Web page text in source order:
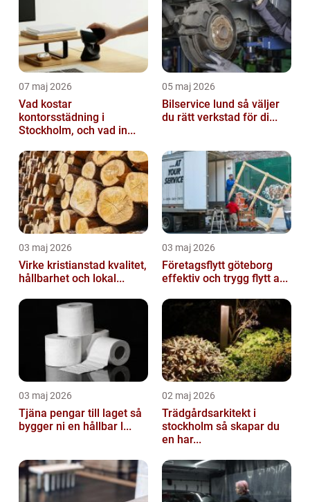
07 maj 2026
Vad kostar
kontorsstädning i
Stockholm, och vad in...
05 maj 2026
Bilservice lund så väljer
du rätt verkstad för di...
03 maj 2026
Virke kristianstad kvalitet,
hållbarhet och lokal...
03 maj 2026
Företagsflytt göteborg
effektiv och trygg flytt a...
03 maj 2026
Tjäna pengar till laget så
bygger ni en hållbar l...
02 maj 2026
Trädgårdsarkitekt i
stockholm så skapar du
en har...